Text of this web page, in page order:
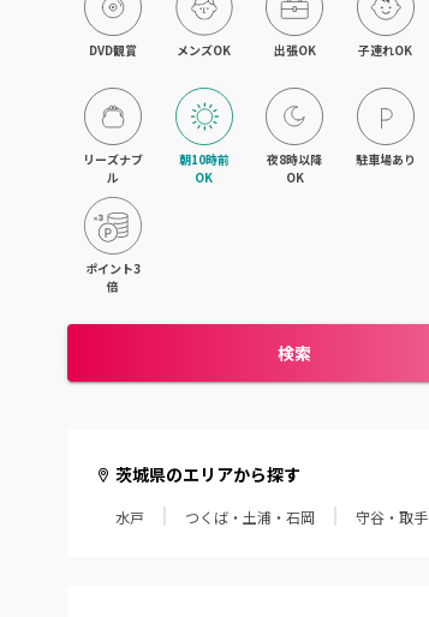
DVD観賞 メンズOK 出張OK 子連れOK
リーズナブ
ル
朝10時前
OK
夜8時以降
OK
駐車場あり
ポイント3
倍
検索
茨城県のエリアから探す
水戸 つくば・土浦・石岡 守谷・取手